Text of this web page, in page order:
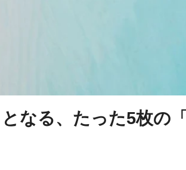
なる、たった5枚の